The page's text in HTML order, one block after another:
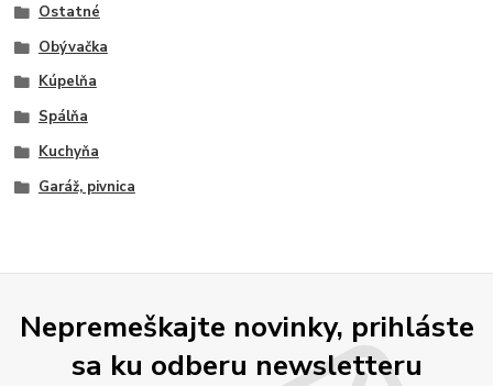
Ostatné
Obývačka
Kúpelňa
Spálňa
Kuchyňa
Garáž, pivnica
Nepremeškajte novinky, prihláste
sa ku odberu newsletteru